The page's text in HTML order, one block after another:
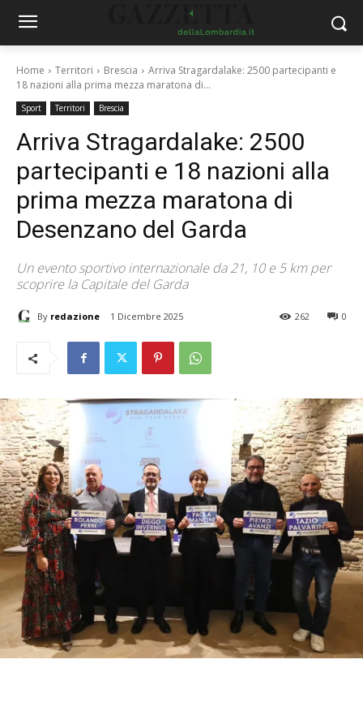
Home Territori Brescia
Arriva Stragardalake: 2500 partecipanti e
18 nazioni alla prima mezza maratona di...
Sport Territori Brescia
Arriva Stragardalake: 2500
partecipanti e 18 nazioni alla
prima mezza maratona di
Desenzano del Garda
Un evento sportivo internazionale da 21, 10 e 5 km per
scoprire la Capitale del Garda
By redazione 1 Dicembre 2025 0
262